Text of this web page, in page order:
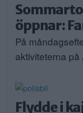
öppnar:
På
aktiviteterna
Flydde i